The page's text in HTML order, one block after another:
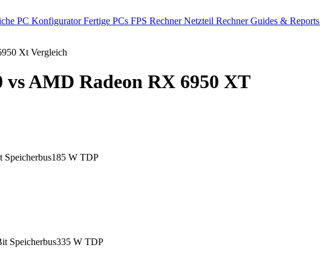
PC KonfiguratorFertige PCs FPS RechnerNetzteil RechnerGuides & Reports
Xt Vergleich
vsAMD Radeon RX 6950 XT
Speicherbus185 W TDP
Speicherbus335 W TDP